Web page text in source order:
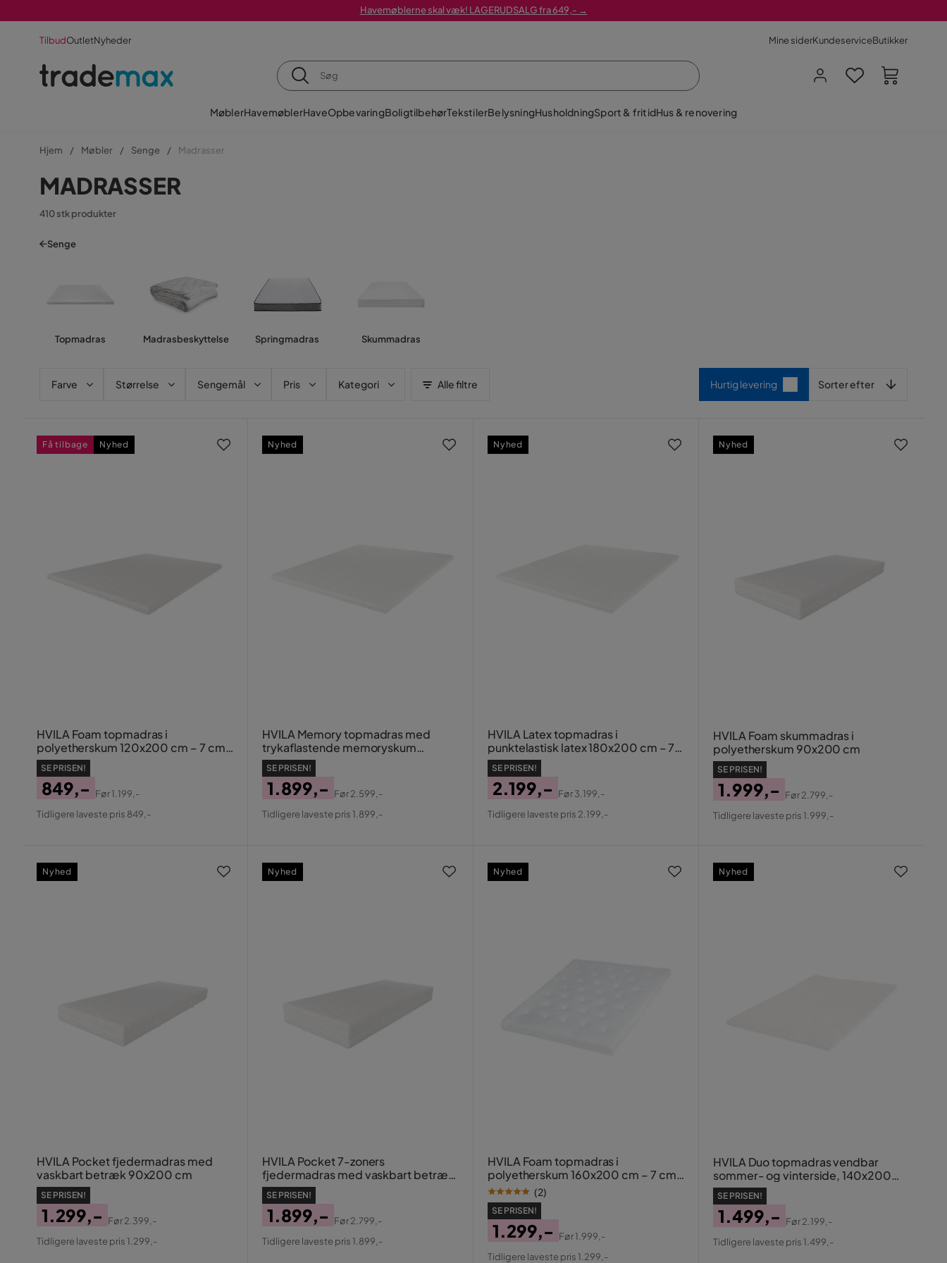
Havemøblerne skal væk! LAGERUDSALG fra 649,- →
TilbudOutletNyheder Mine siderKundeserviceButikker
MøblerHavemøblerHaveOpbevaringBoligtilbehørTekstilerBelysningHusholdningSport & fritidHus & renovering
Hjem Møbler Senge Madrasser
MADRASSER
410 stk produkter
Senge
Topmadras Madrasbeskyttelse Springmadras Skummadras
Farve Størrelse Sengemål Pris Kategori Alle filtre Hurtig levering Sorter efter
HVILA Foam topmadras i
polyetherskum 120x200 cm – 7 cm
blød/mellem, vaskbart betræk
SE PRISEN!
Pris
849,-
Original
Før1.199,-
Tidligere laveste pris 849,-
Få tilbage Nyhed
HVILA Memory topmadras med
trykaflastende memoryskum
180x200 cm - 7 cm blød/mellem,
vaskbart betræk
SE PRISEN!
Pris
1.899,-
Original
Før2.599,-
Tidligere laveste pris 1.899,-
Nyhed
HVILA Latex topmadras i
punktelastisk latex 180x200 cm – 7
cm mellem/fast, vaskbart betræk
SE PRISEN!
Pris
2.199,-
Original
Før3.199,-
Tidligere laveste pris 2.199,-
Nyhed
HVILA Foam skummadras i
polyetherskum 90x200 cm
SE PRISEN!
Pris
1.999,-
Original
Før2.799,-
Tidligere laveste pris 1.999,-
Nyhed
HVILA Pocket fjedermadras med
vaskbart betræk 90x200 cm
SE PRISEN!
Pris
1.299,-
Original
Før2.399,-
Tidligere laveste pris 1.299,-
Nyhed
HVILA Pocket 7-zoners
fjedermadras med vaskbart betræk
90x200 cm
SE PRISEN!
Pris
1.899,-
Original
Før2.799,-
Tidligere laveste pris 1.899,-
Nyhed
HVILA Foam topmadras i
polyetherskum 160x200 cm – 7 cm,
mellem (2)
SE PRISEN!
Pris
1.299,-
Original
Før1.999,-
Tidligere laveste pris 1.299,-
Nyhed
HVILA Duo topmadras vendbar
sommer- og vinterside, 140x200
cm – 7 cm blød/mellem,
polyetherskum, vaskbart betræk
SE PRISEN!
Pris
1.499,-
Original
Før2.199,-
Tidligere laveste pris 1.499,-
Nyhed